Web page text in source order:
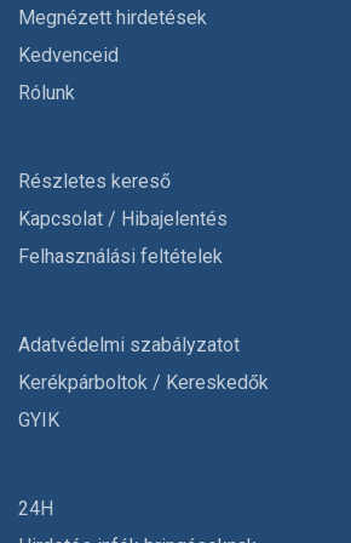
Megnézett hirdetések
Kedvenceid
Rólunk
Részletes kereső
Kapcsolat / Hibajelentés
Felhasználási feltételek
Adatvédelmi szabályzatot
Kerékpárboltok / Kereskedők
GYIK
24H